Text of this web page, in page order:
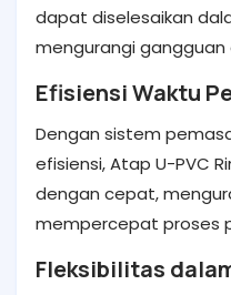
dapat diselesaikan
mengurangi
Efisiensi Waktu
Dengan sistem
efisiensi, Atap U-PVC
dengan cepat,
mempercepat proses
Fleksibilitas